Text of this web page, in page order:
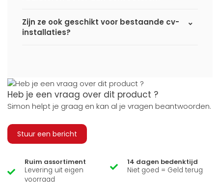
Zijn ze ook geschikt voor bestaande cv-
installaties?
Heb je een vraag over dit product ?
Simon helpt je graag en kan al je vragen beantwoorden.
Stuur een bericht
Ruim assortiment
Levering uit eigen
voorraad
14 dagen bedenktijd
Niet goed = Geld terug